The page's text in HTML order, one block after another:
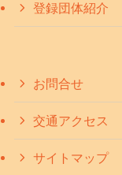
登録団体紹介
お問合せ
交通アクセス
サイトマップ